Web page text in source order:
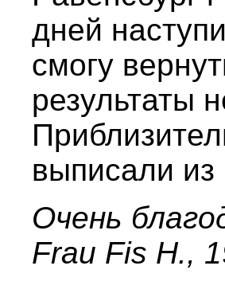
дней
смогу
результаты
выписали
Очень
Frau Fis H.,